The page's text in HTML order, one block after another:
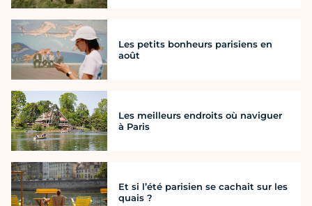
Les petits bonheurs parisiens en
août
Les meilleurs endroits où naviguer
à Paris
Et si l’été parisien se cachait sur les
quais ?